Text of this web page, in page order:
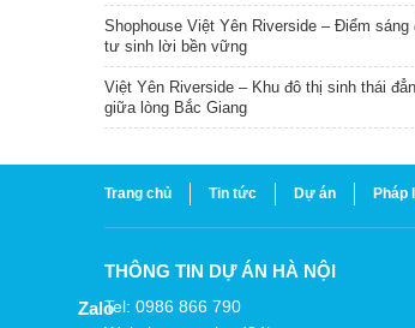
Shophouse Việt Yên Riverside – Điểm sáng
tư sinh lời bền vững
Việt Yên Riverside – Khu đô thị sinh thái
giữa lòng Bắc Giang
Trang chủ Tin tức Dự án Pháp
THÔNG TIN DỰ ÁN HÀ NỘI
Tel: 0986 866 790
Zalo